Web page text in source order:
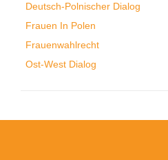
WALL….100
IN
Deutsch-Polnischer Dialog
Frauen In Polen
Frauenwahlrecht
Ost-West Dialog